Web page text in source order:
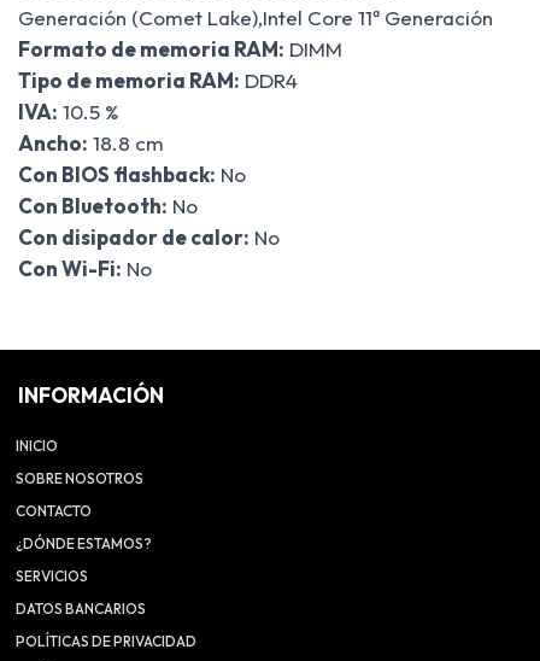
Generación (Comet Lake),Intel Core 11ª Generación
Formato de memoria RAM: DIMM
Tipo de memoria RAM: DDR4
IVA: 10.5 %
Ancho: 18.8 cm
Con BIOS flashback: No
Con Bluetooth: No
Con disipador de calor: No
Con Wi-Fi: No
INFORMACIÓN
INICIO
SOBRE NOSOTROS
CONTACTO
¿DÓNDE ESTAMOS?
SERVICIOS
DATOS BANCARIOS
POLÍTICAS DE PRIVACIDAD